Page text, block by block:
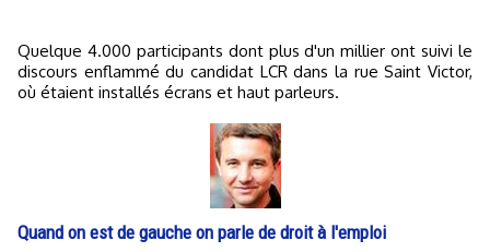
Quelque 4.000 participants dont plus d'un millier ont suivi le
discours enflammé du candidat LCR dans la rue Saint Victor,
où étaient installés écrans et haut parleurs.
Quand on est de gauche on parle de droit à l'emploi